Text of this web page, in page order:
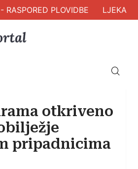
PLOVIDBE
otkriveno
pripadnicima